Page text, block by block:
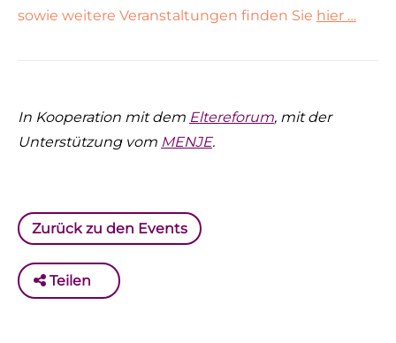
sowie weitere Veranstaltungen finden Sie hier …
In Kooperation mit dem Eltereforum, mit der
Unterstützung vom MENJE.
Zurück zu den Events
Teilen